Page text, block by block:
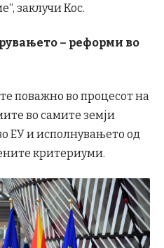
заклучи Кос.
– реформи во
поважно во процесот на
во самите земји
ЕУ и исполнувањето од
критериуми.